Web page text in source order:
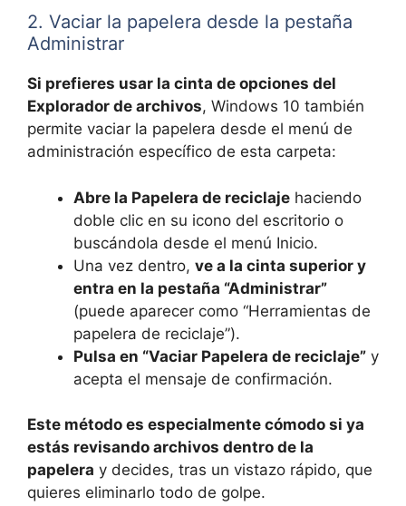
2. Vaciar la papelera desde la pestaña
Administrar
Si prefieres usar la cinta de opciones del
Explorador de archivos, Windows 10 también
permite vaciar la papelera desde el menú de
administración específico de esta carpeta:
Abre la Papelera de reciclaje haciendo
doble clic en su icono del escritorio o
buscándola desde el menú Inicio.
Una vez dentro, ve a la cinta superior y
entra en la pestaña “Administrar”
(puede aparecer como “Herramientas de
papelera de reciclaje”).
Pulsa en “Vaciar Papelera de reciclaje” y
acepta el mensaje de confirmación.
Este método es especialmente cómodo si ya
estás revisando archivos dentro de la
papelera y decides, tras un vistazo rápido, que
quieres eliminarlo todo de golpe.